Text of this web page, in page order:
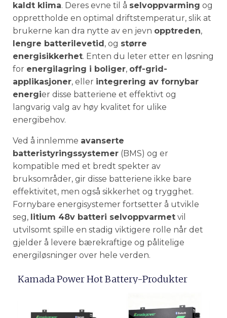
kaldt klima. Deres evne til å selvoppvarming og
opprettholde en optimal driftstemperatur, slik at
brukerne kan dra nytte av en jevn opptreden,
lengre batterilevetid , og større
energisikkerhet. Enten du leter etter en løsning
for energilagring i boliger, off-grid-
applikasjoner, eller integrering av fornybar
energier disse batteriene et effektivt og
langvarig valg av høy kvalitet for ulike
energibehov.
Ved å innlemme avanserte
batteristyringssystemer (BMS) og er
kompatible med et bredt spekter av
bruksområder, gir disse batteriene ikke bare
effektivitet, men også sikkerhet og trygghet.
Fornybare energisystemer fortsetter å utvikle
seg, litium 48v batteri selvoppvarmet vil
utvilsomt spille en stadig viktigere rolle når det
gjelder å levere bærekraftige og pålitelige
energiløsninger over hele verden.
Kamada Power Hot Battery-Produkter